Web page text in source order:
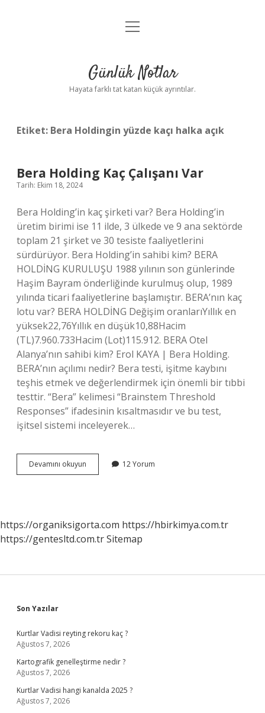
Anasayfa
Yasal Uyarı
menüyü
Günlük Notlar
Hayata farklı tat katan küçük ayrıntılar.
Etiket: Bera Holdingin yüzde kaçı halka açık
Bera Holding Kaç Çalışanı Var
Tarih: Ekim 18, 2024
Bera Holding’in kaç şirketi var? Bera Holding’in
üretim birimi ise 11 ilde, 3 ülkede ve 9 ana sektörde
toplam 21 şirket ve 30 tesiste faaliyetlerini
sürdürüyor. Bera Holding’in sahibi kim? BERA
HOLDİNG KURULUŞU 1988 yılının son günlerinde
Haşim Bayram önderliğinde kurulmuş olup, 1989
yılında ticari faaliyetlerine başlamıştır. BERA’nın kaç
lotu var? BERA HOLDİNG Değişim oranlarıYıllık en
yüksek22,76Yıllık en düşük10,88Hacim
(TL)7.960.733Hacim (Lot)115.912. BERA Otel
Alanya’nın sahibi kim? Erol KAYA | Bera Holding.
BERA’nın açılımı nedir? Bera testi, işitme kaybını
teşhis etmek ve değerlendirmek için önemli bir tıbbi
testtir. “Bera” kelimesi “Brainstem Threshold
Responses” ifadesinin kısaltmasıdır ve bu test,
işitsel sistemi inceleyerek…
Devamını okuyun
Holding
12 Yorum
https://organiksigorta.com https://hbirkimya.com.tr
https://gentesltd.com.trSitemap
Sidebar
Son Yazılar
Kurtlar Vadisi reyting rekoru kaç ?
Ağustos 7, 2026
Kartografik genelleştirme nedir ?
Ağustos 7, 2026
Kurtlar Vadisi hangi kanalda 2025 ?
Ağustos 7, 2026